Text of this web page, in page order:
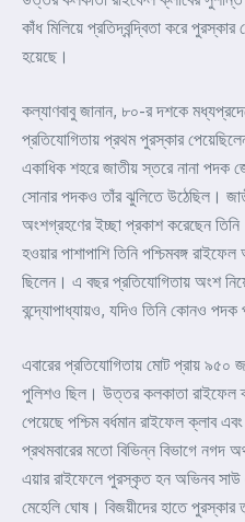
কাঁধ মিলিয়ে প্রতিদ্বন্দ্বিতা করে
হয়েছে।
কল্যাণবাবু জানান, ৮০-র দশকে
প্রতিযোগিতায় প্রথম পুরস্কার
একাধিক শহরে জাতীয় স্তরে নানা পদক
সোনার পদকও তাঁর ঝুলিতে উঠেছিল।
অংশগ্রহণের ইচ্ছা প্রকাশ করেছেন
হওয়ার পাশাপাশি তিনি পশ্চিমবঙ্গ
ছিলেন। এ বছর প্রতিযোগিতায় অংশ
বন্দ্যোপাধ্যায়ও, যদিও তিনি কোনও পদক
এবারের প্রতিযোগিতায় মোট প্রায় ৯৫০
পুলিশও ছিল। উত্তর কলকাতা রাইফেল
পেয়েছে পশ্চিম বর্ধমান রাইফেল ক্লাব
প্রথমবারের মতো বিভিন্ন বিভাগে নগদ
এয়ার রাইফেলে পুরস্কৃত হন অভিনব সাউ
মেহেলি ঘোষ। বিজয়ীদের হাতে